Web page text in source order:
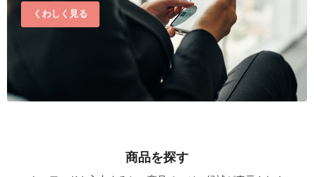
くわしく見る
商品を探す